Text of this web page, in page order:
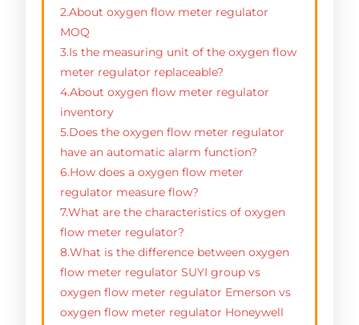
2.About oxygen flow meter regulator
MOQ
3.Is the measuring unit of the oxygen flow
meter regulator replaceable?
4.About oxygen flow meter regulator
inventory
5.Does the oxygen flow meter regulator
have an automatic alarm function?
6.How does a oxygen flow meter
regulator measure flow?
7.What are the characteristics of oxygen
flow meter regulator?
8.What is the difference between oxygen
flow meter regulator SUYI group vs
oxygen flow meter regulator Emerson vs
oxygen flow meter regulator Honeywell